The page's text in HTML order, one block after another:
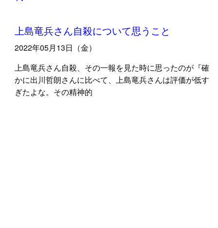
上島竜兵さん自殺について思うこと
2022年05月13日（金）
上島竜兵さん自殺、その一報を見た時に思ったのが『確
かに出川哲朗さんに比べて、上島竜兵さんは評価が低す
ぎたよな。その精神的